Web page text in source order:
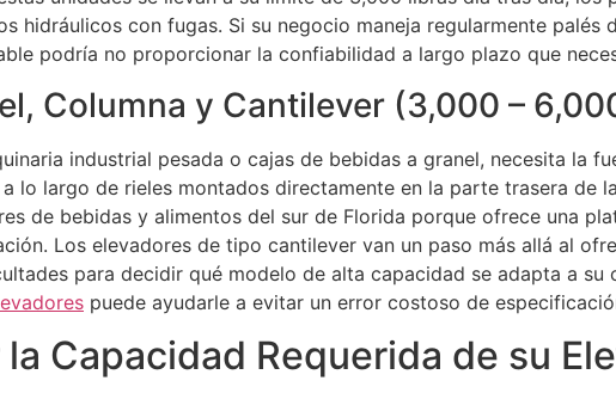
hidráulicos con fugas. Si su negocio maneja regularmente
podría no proporcionar la confiabilidad a largo plazo que
Columna y Cantilever (3,000 –
industrial pesada o cajas de bebidas a granel, necesita la
lo largo de rieles montados directamente en la parte trasera de
de bebidas y alimentos del sur de Florida porque ofrece una
Los elevadores de tipo cantilever van un paso más allá al
para decidir qué modelo de alta capacidad se adapta a
puede ayudarle a evitar un error costoso de
Capacidad Requerida de su